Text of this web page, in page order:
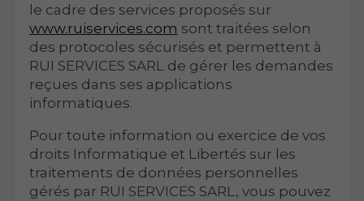
le cadre des services proposés sur
www.ruiservices.com sont traitées selon
des protocoles sécurisés et permettent à
RUI SERVICES SARL de gérer les demandes
reçues dans ses applications
informatiques.
Pour toute information ou exercice de vos
droits Informatique et Libertés sur les
traitements de données personnelles
gérés par RUI SERVICES SARL, vous pouvez